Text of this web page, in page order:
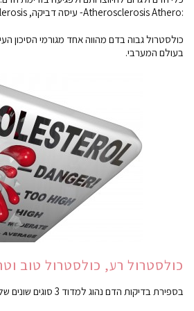
:Atherosclerosis Athero- עיסה דביקה, Sclerosis- התקשות.
כולסטרול גבוה בדם מהווה אחד מגורמי הסיכון
בעולם המערבי.
כולסטרול רע, כולסטרול טוב
בספירת בדיקות הדם נהוג למדוד 3 סוגים שונים של כולסטרול. 4 סה"כ.